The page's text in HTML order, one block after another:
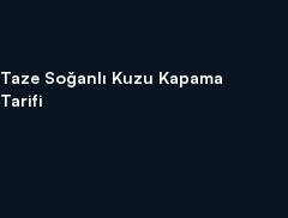
Taze Soğanlı Kuzu Kapama
Tarifi